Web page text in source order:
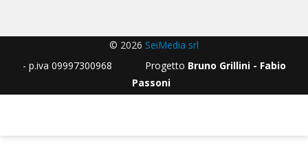
© 2026 SeiMedia srl
- p.iva 09997300968 Progetto Bruno Grillini - Fabio
Passoni